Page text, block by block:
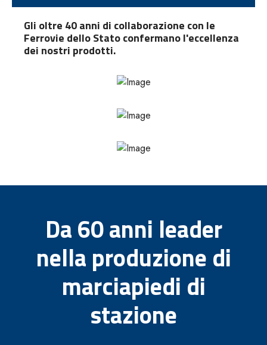
Gli oltre 40 anni di collaborazione con le
Ferrovie dello Stato confermano l'eccellenza
dei nostri prodotti.
Da 60 anni leader
nella produzione di
marciapiedi di
stazione